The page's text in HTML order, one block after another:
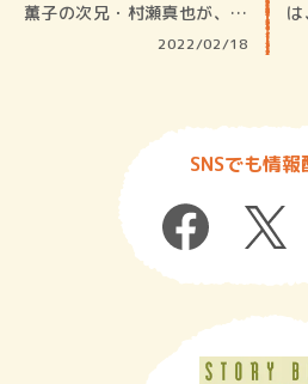
薫子の次兄・村瀬真也が、三
2022/02/18
SNSでも情